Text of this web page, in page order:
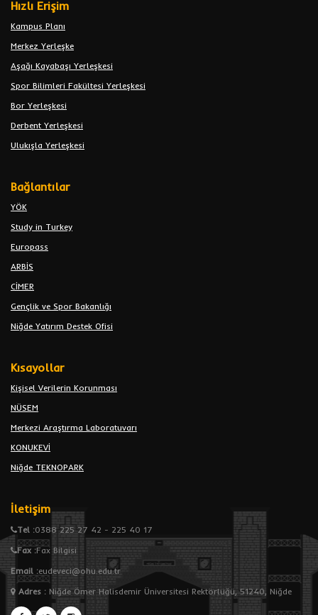
Hızlı Erişim
Kampus Planı
Merkez Yerleşke
Aşağı Kayabaşı Yerleşkesi
Spor Bilimleri Fakültesi Yerleşkesi
Bor Yerleşkesi
Derbent Yerleşkesi
Ulukışla Yerleşkesi
Bağlantılar
YÖK
Study in Turkey
Europass
ARBİS
CİMER
Gençlik ve Spor Bakanlığı
Niğde Yatırım Destek Ofisi
Kısayollar
Kişisel Verilerin Korunması
NÜSEM
Merkezi Araştırma Laboratuvarı
KONUKEVİ
Niğde TEKNOPARK
İletişim
Tel :0388 225 27 42 - 225 40 17
Fax :Fax Bilgisi
Email :eudeveci@ohu.edu.tr
Adres : Niğde Ömer Halisdemir Üniversitesi Rektörlüğü, 51240, Niğde